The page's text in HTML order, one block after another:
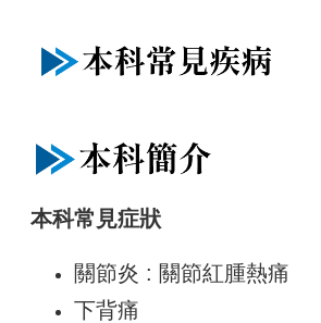
本科常見症狀
關節炎 : 關節紅腫熱痛
下背痛